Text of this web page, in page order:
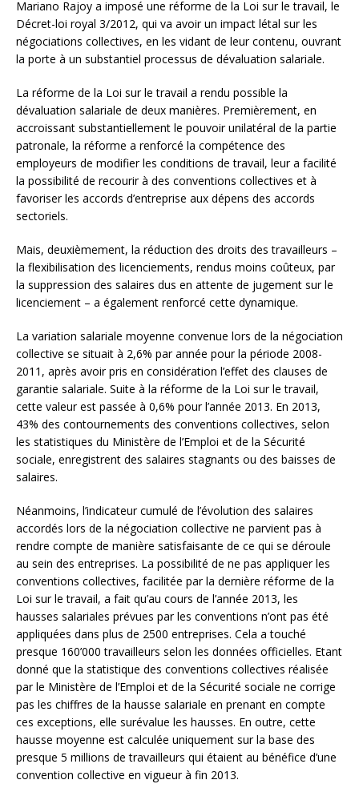
Mariano Rajoy a imposé une réforme de la Loi sur le travail, le
Décret-loi royal 3/2012, qui va avoir un impact létal sur les
négociations collectives, en les vidant de leur contenu, ouvrant
la porte à un substantiel processus de dévaluation salariale.
La réforme de la Loi sur le travail a rendu possible la
dévaluation salariale de deux manières. Premièrement, en
accroissant substantiellement le pouvoir unilatéral de la partie
patronale, la réforme a renforcé la compétence des
employeurs de modifier les conditions de travail, leur a facilité
la possibilité de recourir à des conventions collectives et à
favoriser les accords d’entreprise aux dépens des accords
sectoriels.
Mais, deuxièmement, la réduction des droits des travailleurs –
la flexibilisation des licenciements, rendus moins coûteux, par
la suppression des salaires dus en attente de jugement sur le
licenciement – a également renforcé cette dynamique.
La variation salariale moyenne convenue lors de la négociation
collective se situait à 2,6% par année pour la période 2008-
2011, après avoir pris en considération l’effet des clauses de
garantie salariale. Suite à la réforme de la Loi sur le travail,
cette valeur est passée à 0,6% pour l’année 2013. En 2013,
43% des contournements des conventions collectives, selon
les statistiques du Ministère de l’Emploi et de la Sécurité
sociale, enregistrent des salaires stagnants ou des baisses de
salaires.
Néanmoins, l’indicateur cumulé de l’évolution des salaires
accordés lors de la négociation collective ne parvient pas à
rendre compte de manière satisfaisante de ce qui se déroule
au sein des entreprises. La possibilité de ne pas appliquer les
conventions collectives, facilitée par la dernière réforme de la
Loi sur le travail, a fait qu’au cours de l’année 2013, les
hausses salariales prévues par les conventions n’ont pas été
appliquées dans plus de 2500 entreprises. Cela a touché
presque 160’000 travailleurs selon les données officielles. Etant
donné que la statistique des conventions collectives réalisée
par le Ministère de l’Emploi et de la Sécurité sociale ne corrige
pas les chiffres de la hausse salariale en prenant en compte
ces exceptions, elle surévalue les hausses. En outre, cette
hausse moyenne est calculée uniquement sur la base des
presque 5 millions de travailleurs qui étaient au bénéfice d’une
convention collective en vigueur à fin 2013.